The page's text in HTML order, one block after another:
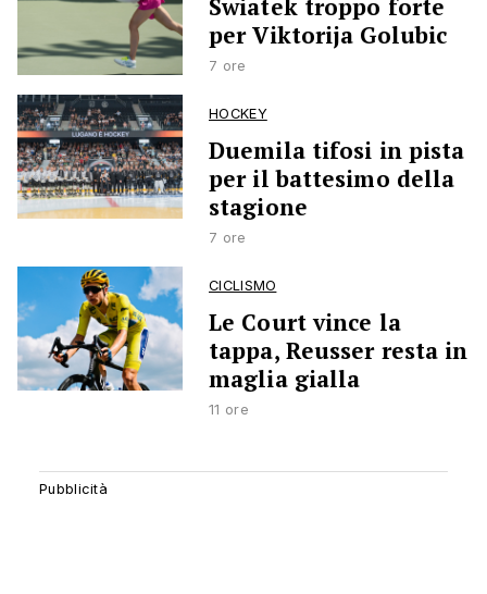
Swiatek troppo forte
per Viktorija Golubic
7 ore
HOCKEY
Duemila tifosi in pista
per il battesimo della
stagione
7 ore
CICLISMO
Le Court vince la
tappa, Reusser resta in
maglia gialla
11 ore